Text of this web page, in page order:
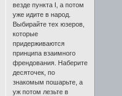
везде пункта I, а потом
уже идите в народ.
Выбирайте тех юзеров,
которые
придерживаются
принципа взаимного
френдования. Наберите
десяточек, по
знакомым пошарьте, а
уж потом лезьте в